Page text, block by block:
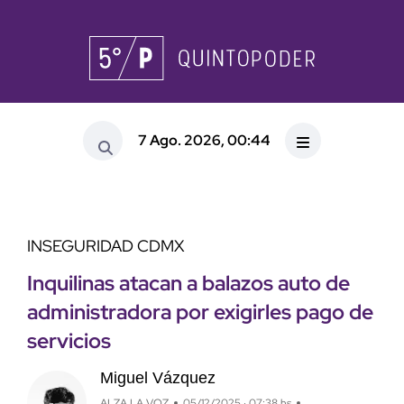
7 Ago. 2026, 00:44
INSEGURIDAD CDMX
Inquilinas atacan a balazos auto de
administradora por exigirles pago de
servicios
Miguel Vázquez